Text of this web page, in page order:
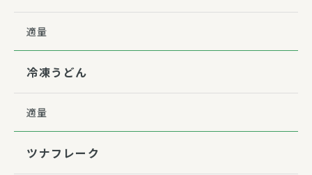
適量
冷凍うどん
適量
ツナフレーク